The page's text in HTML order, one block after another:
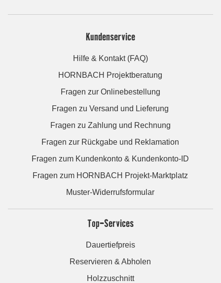
Kundenservice
Hilfe & Kontakt (FAQ)
HORNBACH Projektberatung
Fragen zur Onlinebestellung
Fragen zu Versand und Lieferung
Fragen zu Zahlung und Rechnung
Fragen zur Rückgabe und Reklamation
Fragen zum Kundenkonto & Kundenkonto-ID
Fragen zum HORNBACH Projekt-Marktplatz
Muster-Widerrufsformular
Top-Services
Dauertiefpreis
Reservieren & Abholen
Holzzuschnitt